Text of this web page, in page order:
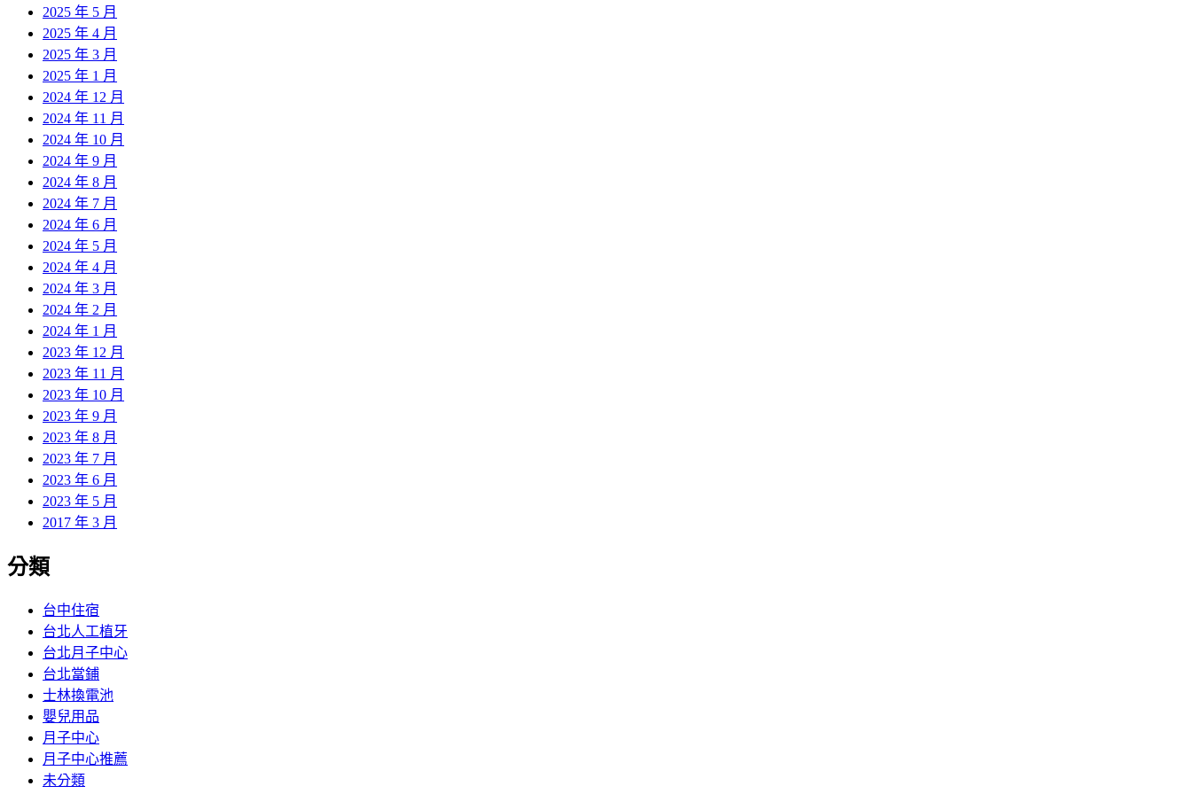
2025 年 5 月
2025 年 4 月
2025 年 3 月
2025 年 1 月
2024 年 12 月
2024 年 11 月
2024 年 10 月
2024 年 9 月
2024 年 8 月
2024 年 7 月
2024 年 6 月
2024 年 5 月
2024 年 4 月
2024 年 3 月
2024 年 2 月
2024 年 1 月
2023 年 12 月
2023 年 11 月
2023 年 10 月
2023 年 9 月
2023 年 8 月
2023 年 7 月
2023 年 6 月
2023 年 5 月
2017 年 3 月
分類
台中住宿
台北人工植牙
台北月子中心
台北當鋪
士林換電池
嬰兒用品
月子中心
月子中心推薦
未分類